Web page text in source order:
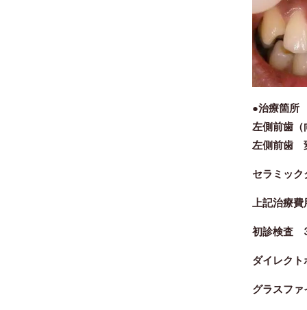
●治療箇
左側前歯（
左側前歯
セラミッ
上記治療
初診検査
ダイレク
グラスフ